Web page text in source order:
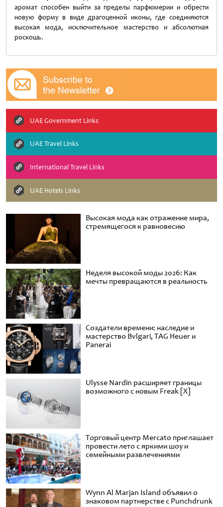
Высокая мода как отражение мира,
стремящегося к равновесию
Неделя высокой моды 2026: Как
мечты превращаются в реальность
Создатели времени: наследие и
мастерство Bvlgari, TAG Heuer и
Panerai
Ulysse Nardin расширяет границы
возможного с новым Freak [X]
Торговый центр Mercato приглашает
провести лето с яркими шоу и
семейными развлечениями
Wynn Al Marjan Island объявил о
знаковом партнерстве с Punchdrunk
аромат способен выйти за пределы парфюмерии и обрести
новую форму в виде драгоценной иконы, где соединяются
высокая мода, исключительное мастерство и абсолютная
роскошь.
UAE Government Links
UAE Travel Links
International Travel Links
UAE Hotels Links